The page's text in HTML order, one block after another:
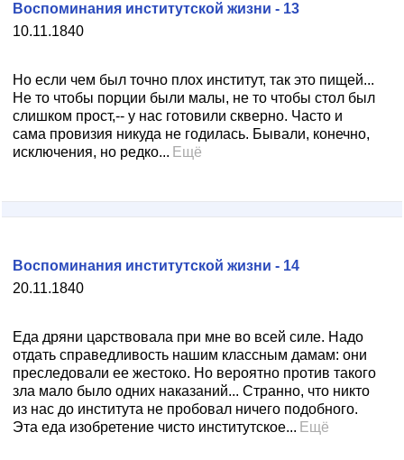
10.11.1840
Воспоминания институтской жизни - 13
Но если чем был точно плох институт, так это пищей...
Не то чтобы порции были малы, не то чтобы стол был
слишком прост,-- у нас готовили скверно. Часто и
сама провизия никуда не годилась. Бывали, конечно,
исключения, но редко... Ещё
20.11.1840
Воспоминания институтской жизни - 14
Еда дряни царствовала при мне во всей силе. Надо
отдать справедливость нашим классным дамам: они
преследовали ее жестоко. Но вероятно против такого
зла мало было одних наказаний... Странно, что никто
из нас до института не пробовал ничего подобного.
Эта еда изобретение чисто институтское... Ещё